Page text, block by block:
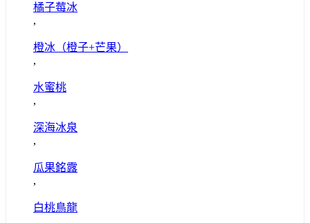
橘子莓冰
,
橙冰（橙子+芒果）
,
水蜜桃
,
深海冰泉
,
瓜果銘露
,
白桃鳥龍